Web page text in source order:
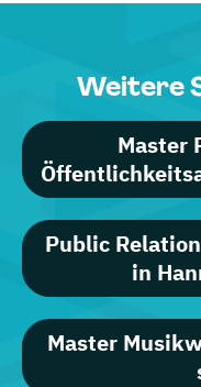
Weitere
Master
Public
in
Master